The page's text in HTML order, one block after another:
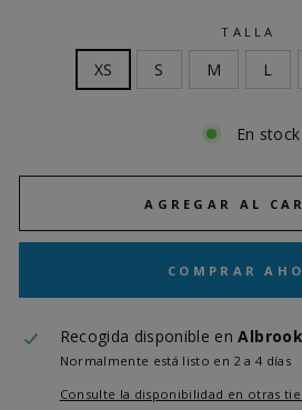
TALLA
XS S M L
En stock
AGREGAR AL
COMPRAR
Recogida disponible en
Normalmente está listo en 2 a 4 días
Consulte la disponibilidad en otras